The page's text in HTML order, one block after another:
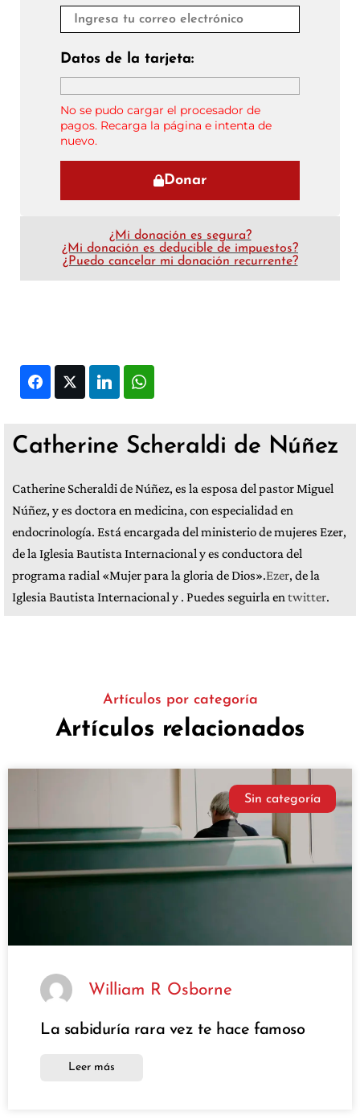
Datos de la tarjeta:
No se pudo cargar el procesador de
pagos. Recarga la página e intenta de
nuevo.
Donar
¿Mi donación es segura?
¿Mi donación es deducible de impuestos?
¿Puedo cancelar mi donación recurrente?
FacebookTwitter LinkedIn
Catherine Scheraldi de Núñez
Catherine Scheraldi de Núñez, es la esposa del pastor Miguel
Núñez, y es doctora en medicina, con especialidad en
endocrinología. Está encargada del ministerio de mujeres Ezer,
de la Iglesia Bautista Internacional y es conductora del
programa radial «Mujer para la gloria de Dios».Ezer, de la
Iglesia Bautista Internacional y . Puedes seguirla entwitter.
Artículos por categoría
Artículos relacionados
Sin categoría
William R Osborne
La sabiduría rara vez te hace famoso
Leer más